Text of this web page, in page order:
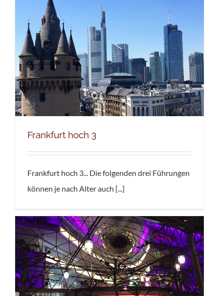
Frankfurt hoch 3
Frankfurt hoch 3... Die folgenden drei Führungen
können je nach Alter auch [...]